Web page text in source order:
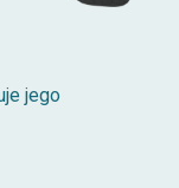
jego